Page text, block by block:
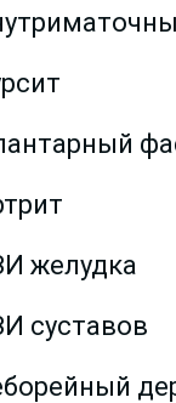
желудка
суставов